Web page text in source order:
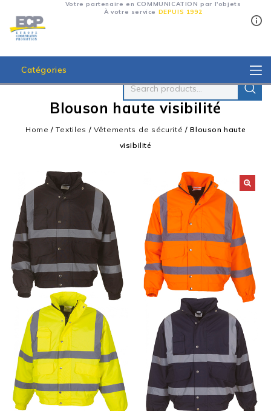
Votre partenaire en COMMUNICATION par l'objets
À votre service DEPUIS 1992
Catégories
Blouson haute visibilité
Home /Textiles / Vêtements de sécurité /Blouson haute
visibilité